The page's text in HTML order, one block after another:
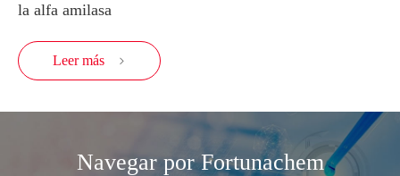
la alfa amilasa
Leer más 
Navegar por Fortunachem